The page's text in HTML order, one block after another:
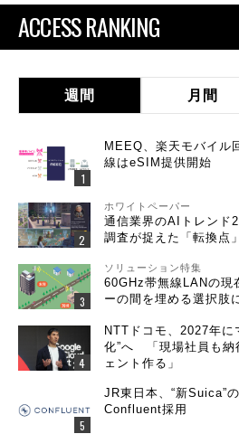
ACCESS RANKING
週間 月間
MEEQ、楽天モバイ
線はeSIM提供開始
ホワイトペーパー
通信業界のAIトレン
調査が捉えた「転換点」
ソリューション特集
60GHz帯無線LANの
ーの間を埋める選択肢
NTTドコモ、2027年に
化”へ 「現場社員も納
ェント作る」
JR東日本、“新Suica”
Confluent採用